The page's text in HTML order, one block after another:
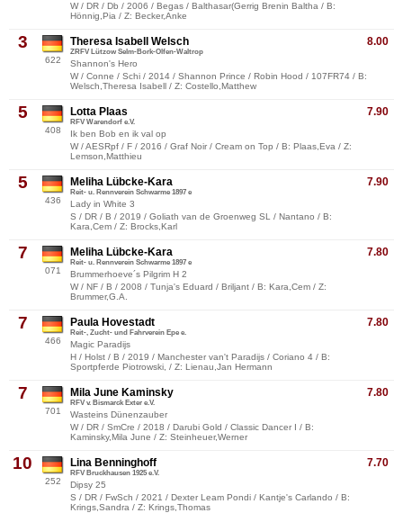
W / DR / Db / 2006 / Begas / Balthasar(Gerrig Brenin Baltha / B:
Hönnig,Pia / Z: Becker,Anke
3
622
8.00
Theresa Isabell Welsch
ZRFV Lützow Selm-Bork-Olfen-Waltrop
Shannon's Hero
W / Conne / Schi / 2014 / Shannon Prince / Robin Hood / 107FR74 / B:
Welsch,Theresa Isabell / Z: Costello,Matthew
5
408
7.90
Lotta Plaas
RFV Warendorf e.V.
Ik ben Bob en ik val op
W / AESRpf / F / 2016 / Graf Noir / Cream on Top / B: Plaas,Eva / Z:
Lemson,Matthieu
5
436
7.90
Meliha Lübcke-Kara
Reit- u. Rennverein Schwarme 1897 e
Lady in White 3
S / DR / B / 2019 / Goliath van de Groenweg SL / Nantano / B:
Kara,Cem / Z: Brocks,Karl
7
071
7.80
Meliha Lübcke-Kara
Reit- u. Rennverein Schwarme 1897 e
Brummerhoeve´s Pilgrim H 2
W / NF / B / 2008 / Tunja's Eduard / Briljant / B: Kara,Cem / Z:
Brummer,G.A.
7
466
7.80
Paula Hovestadt
Reit-, Zucht- und Fahrverein Epe e.
Magic Paradijs
H / Holst / B / 2019 / Manchester van't Paradijs / Coriano 4 / B:
Sportpferde Piotrowski, / Z: Lienau,Jan Hermann
7
701
7.80
Mila June Kaminsky
RFV v. Bismarck Exter e.V.
Wasteins Dünenzauber
W / DR / SmCre / 2018 / Darubi Gold / Classic Dancer I / B:
Kaminsky,Mila June / Z: Steinheuer,Werner
10
252
7.70
Lina Benninghoff
RFV Bruckhausen 1925 e.V.
Dipsy 25
S / DR / FwSch / 2021 / Dexter Leam Pondi / Kantje's Carlando / B:
Krings,Sandra / Z: Krings,Thomas